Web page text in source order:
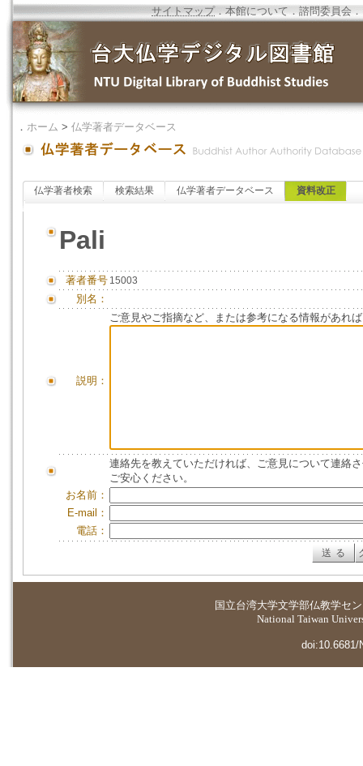
サイトマップ．本館について ．諮問委員会 ．
． ホーム > 仏学著者データベース
仏学著者検索 検索結果 仏学著者データベース 資料改正
Pali
著者番号 15003
別名：
説明：
ご意見やご指摘など、または参考になる情報があれ
連絡先を教えていただければ、ご意見について連絡
ご安心ください。
お名前：
E-mail：
電話：
国立台湾大学文学部仏教学セ
National Taiwan
doi:10.6681/